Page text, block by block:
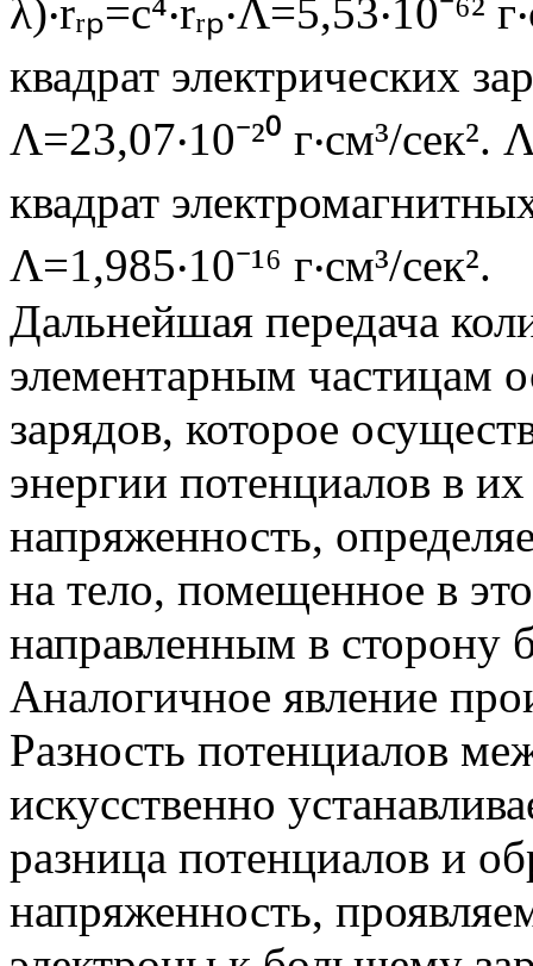
λ)‧rᵣₚ=c⁴‧rᵣₚ‧Λ=5,53‧10⁻⁶²
квадрат электрических
Λ=23,07‧10⁻²⁰ г‧см³/сек².
квадрат
Λ=1,985‧10⁻¹⁶ г‧см³/сек².
Дальнейшая передача
элементарным частицам
зарядов, которое
энергии потенциалов в
напряженность,
на тело, помещенное в
направленным в сторону
Аналогичное явление
Разность потенциалов
искусственно
разница потенциалов и
напряженность,